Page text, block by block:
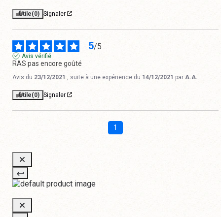
Utile(0) Signaler
5/5
Avis vérifié
RAS pas encore goûté
Avis du 23/12/2021 , suite à une expérience du 14/12/2021 par A.A.
Utile(0) Signaler
1